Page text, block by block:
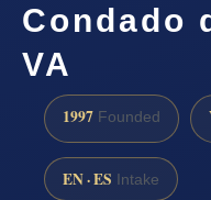
Condado
VA
1997 Founded
EN · ES Intake